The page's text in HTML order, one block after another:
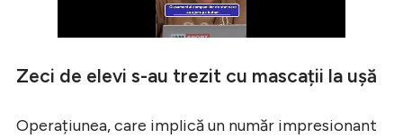
Zeci de elevi s-au trezit cu mascații la ușă
Operațiunea, care implică un număr impresionant